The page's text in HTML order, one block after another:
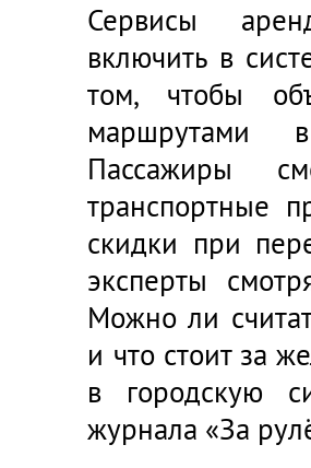
Сервисы
включить в
том, чтобы
маршрутами
Пассажиры
транспортные
скидки при
эксперты
Можно ли
и что стоит за
в городскую
журнала «За